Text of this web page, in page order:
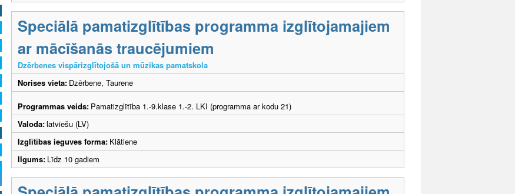
Speciālā pamatizglītības programma izglītojamajiem
ar mācīšanās traucējumiem
Dzērbenes vispārizglītojošā un mūzikas pamatskola
Norises vieta: Dzērbene, Taurene
Programmas veids: Pamatizglītība 1.-9.klase 1.-2. LKI (programma ar kodu 21)
Valoda:latviešu (LV)
Izglītības ieguves forma: Klātiene
Ilgums: Līdz 10 gadiem